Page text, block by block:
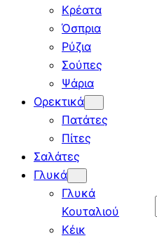
Κρέατα
Όσπρια
Ρύζια
Σούπες
Ψάρια
Ορεκτικά
Πατάτες
Πίτες
Σαλάτες
Γλυκά
Γλυκά
Κουταλιού
Κέικ